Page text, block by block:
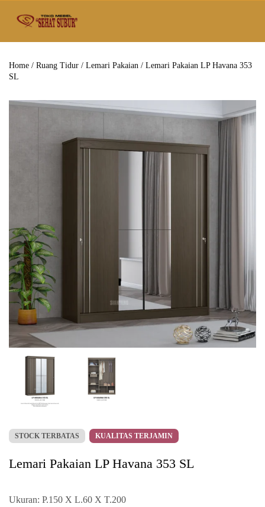
Home / Ruang Tidur / Lemari Pakaian / Lemari Pakaian LP Havana 353
SL
STOCK TERBATAS KUALITAS TERJAMIN
Lemari Pakaian LP Havana 353 SL
Ukuran: P.150 X L.60 X T.200